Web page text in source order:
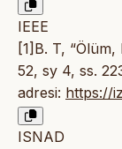
IEEE
[1]B. T,
52, sy 4, ss.
adresi: https://
ISNAD